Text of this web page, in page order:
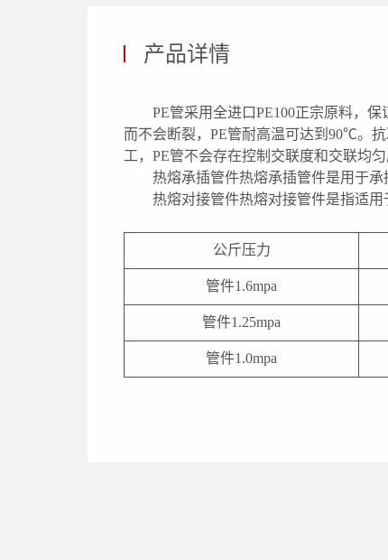
产品详情
PE管采用全进口PE100正宗原料，
而不会断裂，PE管耐高温可达到90℃。
工，PE管不会存在控制交联度和交联均
热熔承插管件热熔承插管件是用于
热熔对接管件热熔对接管件是指适
公斤压力
管件1.6mpa
管件1.25mpa
管件1.0mpa